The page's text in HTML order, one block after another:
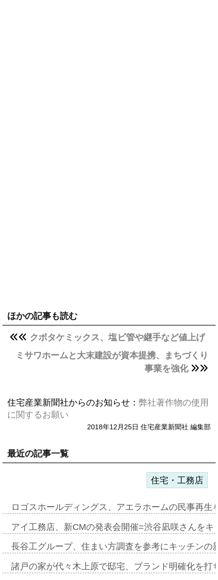
ほかの記事も読む
クボタケミックス、塩ビ管や継手など値上げ
ミサワホームと大末建設が資本提携、まちづくり
事業を強化
住宅産業新聞社からのお知らせ： 弊社著作物の使用
に関するお願い
2018年12月25日 住宅産業新聞社 編集部
最近の記事一覧
住宅・工務店
ロゴスホールディングス、アエラホームの民事再
アイ工務店、新CMの発表会開催=渋谷凪咲さんを
長谷工グループ、住まい方調査を参考にキッチン
諸戸の家が代々木上原で邸宅、ブランド明確化を